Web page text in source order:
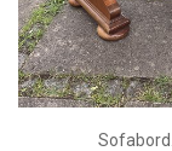
Sofabord.